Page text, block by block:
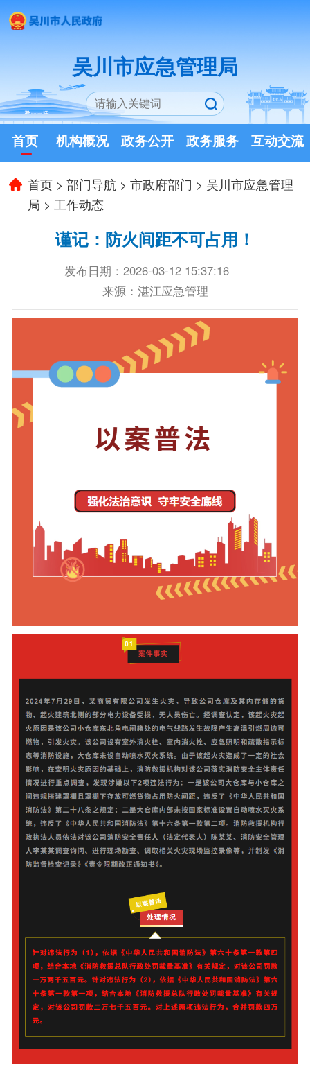
吴川市应急管理局
首页 机构概况 政务公开 政务服务 互动交流
首页 >部门导航 >市政府部门 > 吴川市应急管理
局 > 工作动态
谨记：防火间距不可占用！
发布日期：2026-03-12 15:37:16
来源：湛江应急管理